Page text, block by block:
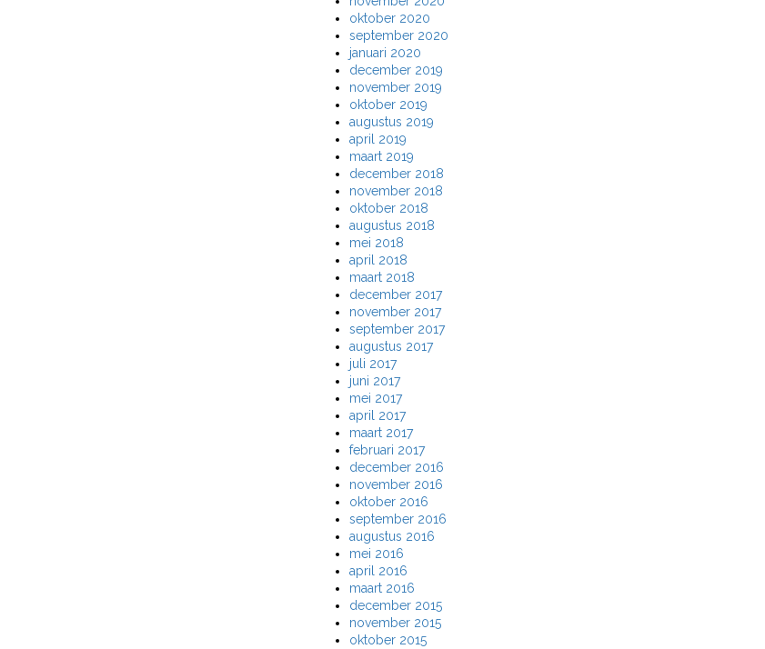
oktober 2020
september 2020
januari 2020
december 2019
november 2019
oktober 2019
augustus 2019
april 2019
maart 2019
december 2018
november 2018
oktober 2018
augustus 2018
mei 2018
april 2018
maart 2018
december 2017
november 2017
september 2017
augustus 2017
juli 2017
juni 2017
mei 2017
april 2017
maart 2017
februari 2017
december 2016
november 2016
oktober 2016
september 2016
augustus 2016
mei 2016
april 2016
maart 2016
december 2015
november 2015
oktober 2015